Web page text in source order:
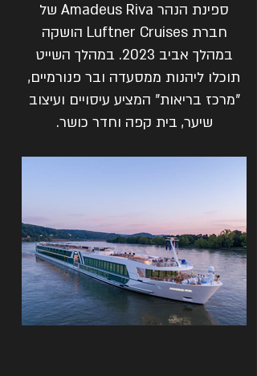
ספינת הנהר Amadeus Riva של
חברת Luftner Cruises הושקה
במהלך אביב 2023. במהלך השייט
תוכלו ליהנות ממסעדה ובר פנורמיים,
"מרכז בריאות" המציע עיסויים ועיצוב
שיער, בית קפה וחדר כושר.